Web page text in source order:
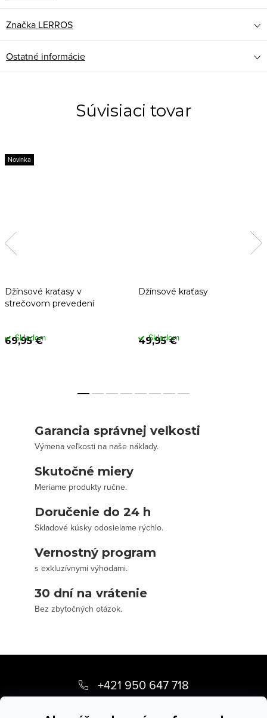
Značka LERROS
Ostatné informácie
Súvisiaci tovar
Novinka
Džínsové kraťasy v
strečovom prevedení
69,95 €
Skladom
Džínsové kraťasy
49,95 €
Skladom
Garancia správnej veľkosti
Výmena veľkosti na naše náklady.
Skutočné miery
Meriame produkty ručne.
Doručenie do 24 h
Skladové kúsky odosielame rýchlo.
Vernostný program
s exkluzívnymi výhodami.
30 dní na vrátenie
Bez zbytočných otázok.
p
+421 950 647 718